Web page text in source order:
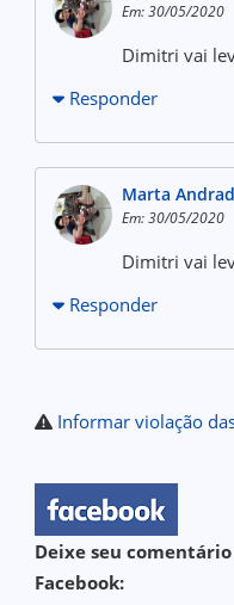
Em: 30/05/2020
Dimitri vai
Responder
Marta
Em: 30/05/2020
Dimitri vai
Responder
Informar violação
Deixe seu
Facebook: